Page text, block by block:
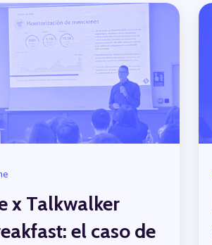
x Talkwalker
el caso de